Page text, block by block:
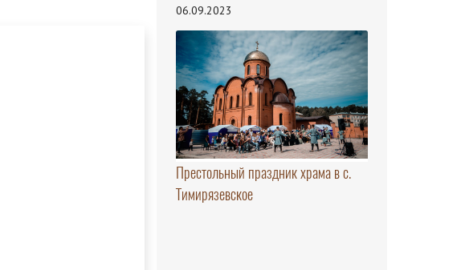
06.09.2023
Престольный праздник храма в с.
Тимирязевское